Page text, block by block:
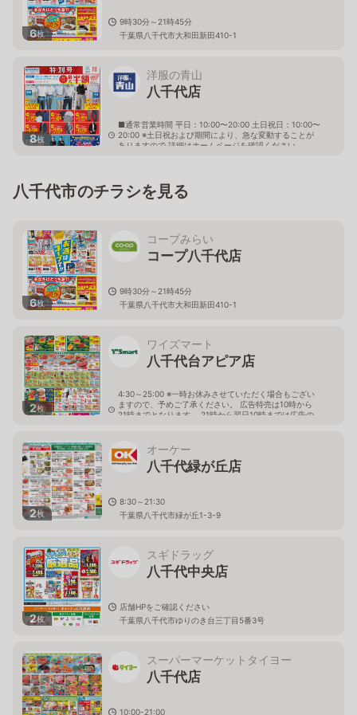
6枚
9時30分～21時45分
千葉県八千代市大和田新田410-1
8枚
洋服の青山
八千代店
■通常営業時間 平日：10:00〜20:00 土日祝日：10:00〜
20:00 ※土日祝および期間により、急な変動することが
ありますので 詳細はホームページを確認ください
八千代市のチラシを見る
6枚
コープみらい
コープ八千代店
9時30分～21時45分
千葉県八千代市大和田新田410-1
2枚
ワイズマート
八千代台アピア店
4:30～25:00 ※一時お休みさせていただく場合もござい
ますので、予めご了承ください。 広告特売は10時から
21時までとなります。 21時から翌日10時までは広告の
Ａビル 地下１階
2枚
オーケー
八千代緑が丘店
8:30～21:30
千葉県八千代市緑が丘1-3-9
2枚
スギドラッグ
八千代中央店
店舗HPをご確認ください
千葉県八千代市ゆりのき台三丁目5番3号
スーパーマーケットタイヨー
八千代店
10:00-21:00